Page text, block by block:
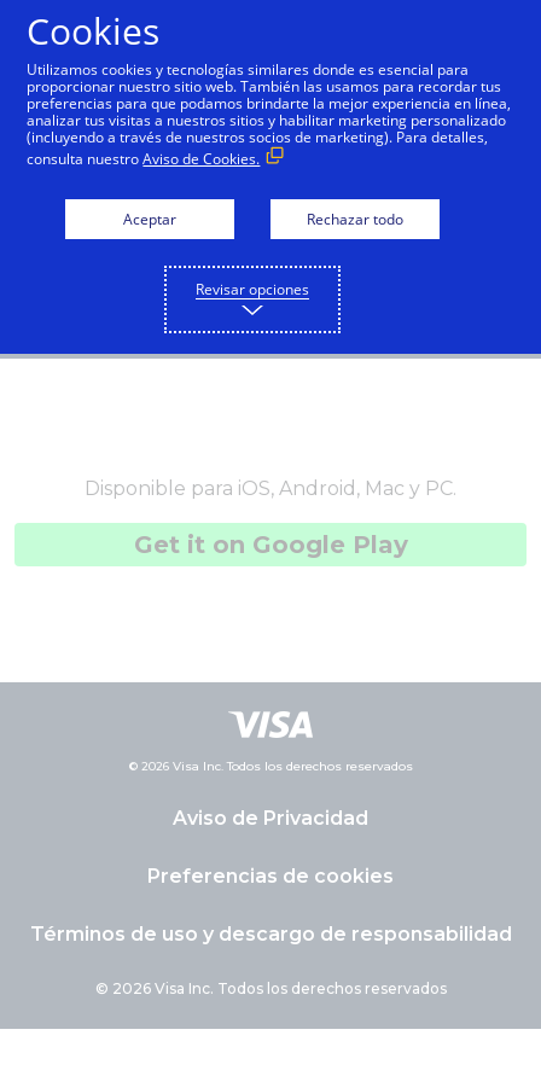
Español
Disponible para iOS, Android, Mac y PC.
Get it on Google Play
© 2026 Visa Inc. Todos los derechos reservados
Aviso de Privacidad
Preferencias de cookies
Términos de uso y descargo de responsabilidad
© 2026 Visa Inc. Todos los derechos reservados
Cookies
Utilizamos cookies y tecnologías similares donde es esencial para
proporcionar nuestro sitio web. También las usamos para recordar tus
preferencias para que podamos brindarte la mejor experiencia en línea,
analizar tus visitas a nuestros sitios y habilitar marketing personalizado
(incluyendo a través de nuestros socios de marketing). Para detalles,
consulta nuestroAviso de Cookies.
Aceptar Rechazar todo
Revisar opciones